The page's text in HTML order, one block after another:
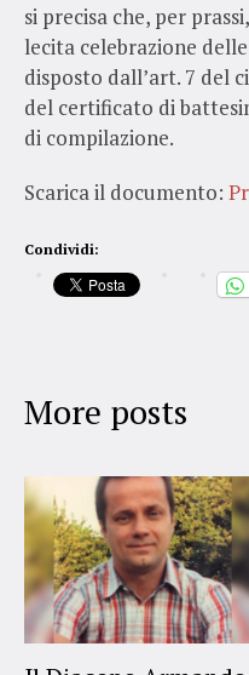
si precisa che, per
lecita celebrazione
disposto dall’art. 7 del
del certificato di
di compilazione.
Scarica il documento:
Condividi:
More posts